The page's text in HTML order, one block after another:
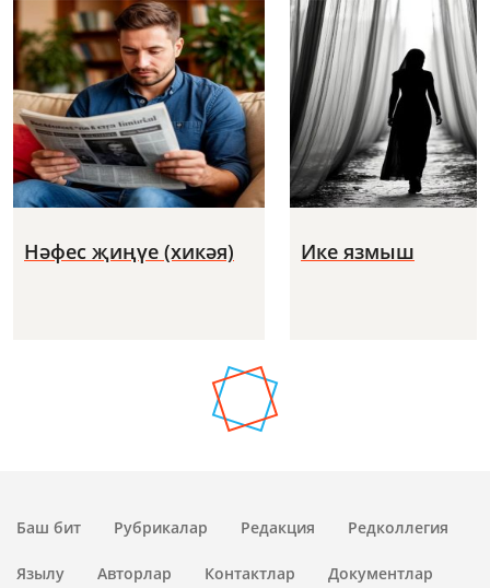
Нәфес җиңүе (хикәя) Ике язмыш
Баш бит Рубрикалар Редакция Редколлегия
Язылу Авторлар Контактлар Документлар